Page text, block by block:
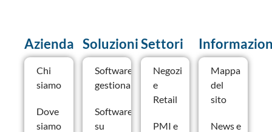
Azienda
Chi
siamo
Dove
siamo
Soluzioni
Software
gestionale
Software
su
Settori
Negozi
e
Retail
PMI e
Mappa
del
sito
News e